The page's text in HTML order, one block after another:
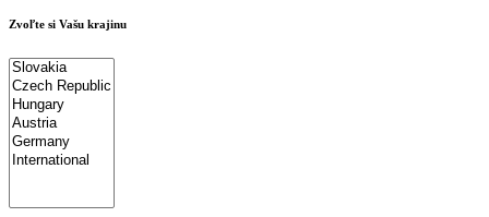
Zvoľte si Vašu krajinu